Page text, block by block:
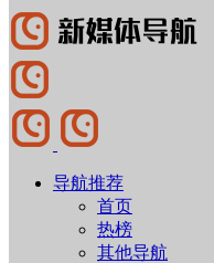
导航推荐
首页
热榜
其他导航